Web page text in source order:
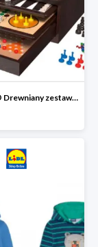
PLAYTIVE® Drewniany zestaw gier 10 w 1